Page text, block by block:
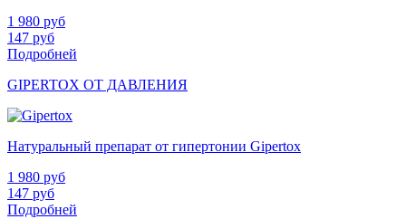
1 980 руб
147 руб
Подробней
GIPERTOX ОТ ДАВЛЕНИЯ
Натуральный препарат от гипертонии Gipertox
1 980 руб
147 руб
Подробней